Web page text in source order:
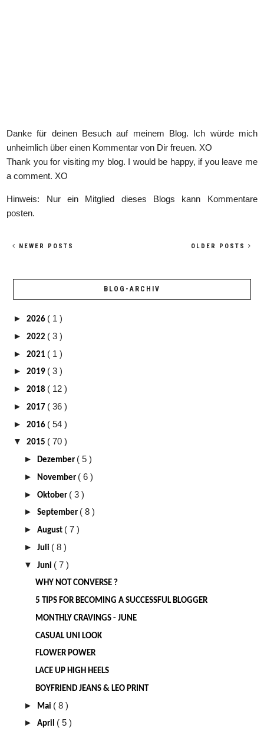
Danke für deinen Besuch auf meinem Blog. Ich würde mich
unheimlich über einen Kommentar von Dir freuen. XO
Thank you for visiting my blog. I would be happy, if you leave me
a comment. XO
Hinweis: Nur ein Mitglied dieses Blogs kann Kommentare
posten.
NEWER POSTS OLDER POSTS
BLOG-ARCHIV
►2026 ( 1 )
►2022 ( 3 )
►2021 ( 1 )
►2019 ( 3 )
►2018 ( 12 )
►2017 ( 36 )
►2016 ( 54 )
▼2015 ( 70 )
►Dezember ( 5 )
►November ( 6 )
►Oktober ( 3 )
►September ( 8 )
►August ( 7 )
►Juli ( 8 )
▼Juni ( 7 )
WHY NOT CONVERSE ?
5 TIPS FOR BECOMING A SUCCESSFUL BLOGGER
MONTHLY CRAVINGS - JUNE
CASUAL UNI LOOK
FLOWER POWER
LACE UP HIGH HEELS
BOYFRIEND JEANS & LEO PRINT
► Mai ( 8 )
►April ( 5 )